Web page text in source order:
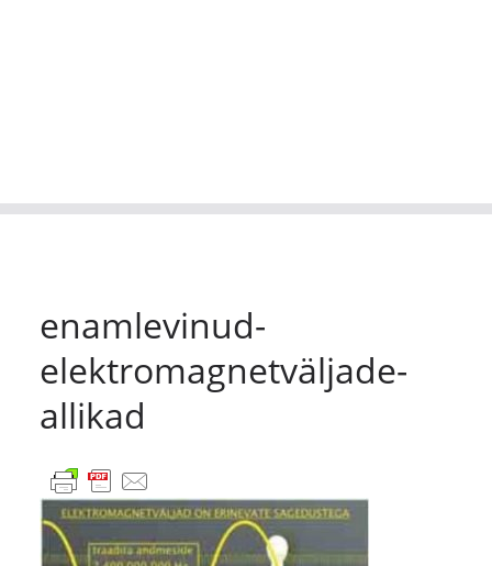
enamlevinud-
elektromagnetväljade-
allikad